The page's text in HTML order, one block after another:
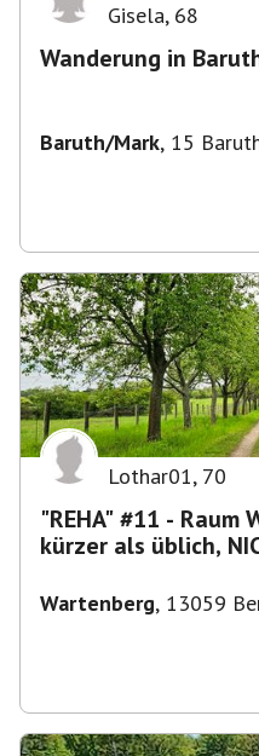
Gisela, 68
Wanderung in
Baruth/Mark, 15
Lothar01, 70
"REHA" #11 -
kürzer als üblich,
Wartenberg, 13059